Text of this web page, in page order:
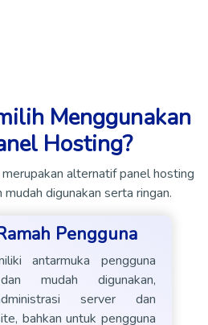
Menggunakan
Hosting?
alternatif panel hosting
digunakan serta ringan.
Pengguna
antarmuka pengguna
mudah digunakan,
server dan
bahkan untuk pengguna